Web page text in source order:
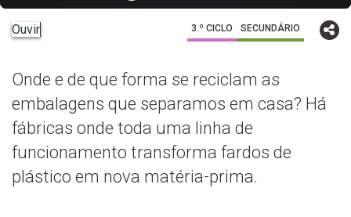
Ouvir 3.º CICLO SECUNDÁRIO
Onde e de que forma se reciclam as
embalagens que separamos em casa? Há
fábricas onde toda uma linha de
funcionamento transforma fardos de
plástico em nova matéria-prima.